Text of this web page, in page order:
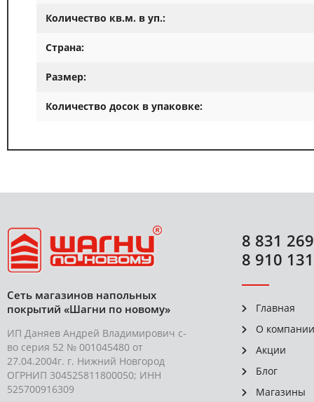
Количество кв.м. в уп.:
Страна:
Размер:
Количество досок в упаковке:
Сеть магазинов напольных
покрытий «Шагни по новому»
ИП Даняев Андрей Владимирович с-
во серия 52 № 001045480 от
27.04.2004г. г. Нижний Новгород
ОГРНИП 304525811800050; ИНН
525700916309
8 831
8 910
Главная
О компании
Акции
Блог
Магазины